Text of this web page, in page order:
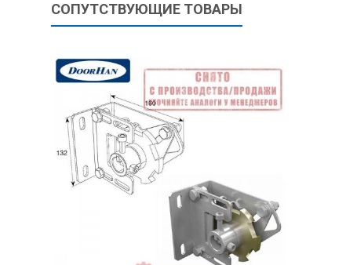
СОПУТСТВУЮЩИЕ ТОВАРЫ